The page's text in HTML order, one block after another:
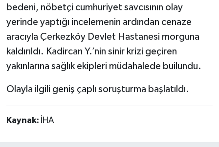
bedeni, nöbetçi cumhuriyet savcısının olay
yerinde yaptığı incelemenin ardından cenaze
aracıyla Çerkezköy Devlet Hastanesi morguna
kaldırıldı. Kadircan Y.’nin sinir krizi geçiren
yakınlarına sağlık ekipleri müdahalede builundu.
Olayla ilgili geniş çaplı soruşturma başlatıldı.
Kaynak: İHA